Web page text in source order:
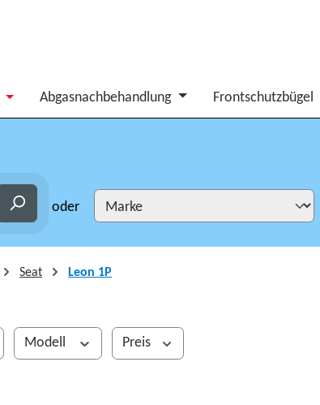
Abgasnachbehandlung Frontschutzbügel
Suchen oder
Seat Leon 1P
Modell Preis